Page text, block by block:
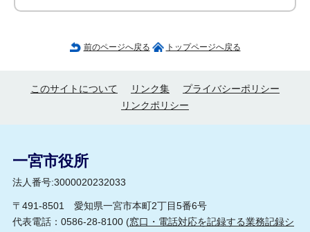
前のページへ戻る トップページへ戻る
このサイトについて リンク集
プライバシーポリシー
リンクポリシー
一宮市役所
法人番号:3000020232033
〒491-8501 愛知県一宮市本町2丁目5番6号
代表電話：0586-28-8100 (窓口・電話対応を記録する業務記録シ